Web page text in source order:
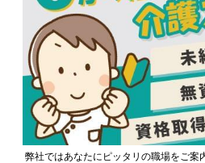
弊社ではあなたにピッタリの職場をご案